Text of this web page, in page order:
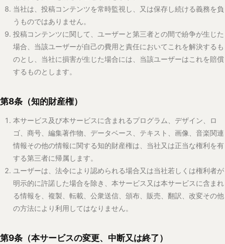
ユーザーは、法令により認められる場合又は当社若しくは権利者が
る情報を、複製、転載、公衆送信、頒布、販売、翻訳、改変その他
の方法により利用してはなりません。
第9条（本サービスの変更、中断又は終了）
は一部を変更し、中断し、又は終了することができます。
通信回線、サーバー、外部サービス等に障害、変更又は停止が
発生した場合
地震、落雷、火災、停電、天災地変、感染症の流行、戦争、騒
乱、労働争議その他の不可抗力により本サービスの提供が困難
となった場合
その他、当社が本サービスの運営上必要と合理的に判断した場
合
当社は、前項の措置を行う場合、緊急やむを得ない場合を除き、本
当社が本サービスを終了する場合、緊急やむを得ない場合を除き、